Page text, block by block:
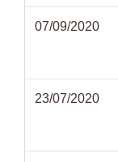
07/09/2020
23/07/2020